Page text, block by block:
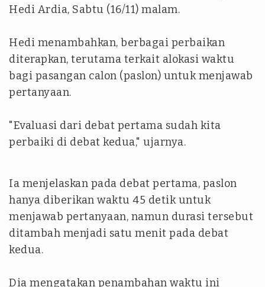
Hedi Ardia, Sabtu (16/11) malam.
Hedi menambahkan, berbagai perbaikan
diterapkan, terutama terkait alokasi waktu
bagi pasangan calon (paslon) untuk menjawab
pertanyaan.
"Evaluasi dari debat pertama sudah kita
perbaiki di debat kedua," ujarnya.
Ia menjelaskan pada debat pertama, paslon
hanya diberikan waktu 45 detik untuk
menjawab pertanyaan, namun durasi tersebut
ditambah menjadi satu menit pada debat
kedua.
Dia mengatakan penambahan waktu ini